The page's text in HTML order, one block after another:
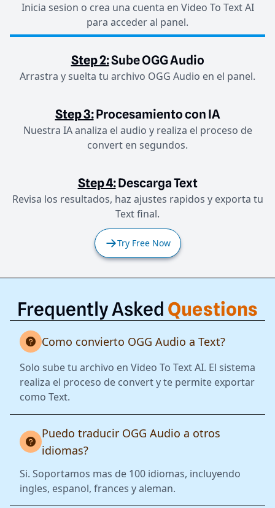
Inicia sesion o crea una cuenta en Video To Text AI
para acceder al panel.
Step 2:Sube OGG Audio
Arrastra y suelta tu archivo OGG Audio en el panel.
Step 3:Procesamiento con IA
Nuestra IA analiza el audio y realiza el proceso de
convert en segundos.
Step 4:Descarga Text
Revisa los resultados, haz ajustes rapidos y exporta tu
Text final.
Try Free Now
Frequently Asked Questions
Como convierto OGG Audio a Text?
Solo sube tu archivo en Video To Text AI. El sistema
realiza el proceso de convert y te permite exportar
como Text.
Puedo traducir OGG Audio a otros
idiomas?
Si. Soportamos mas de 100 idiomas, incluyendo
ingles, espanol, frances y aleman.